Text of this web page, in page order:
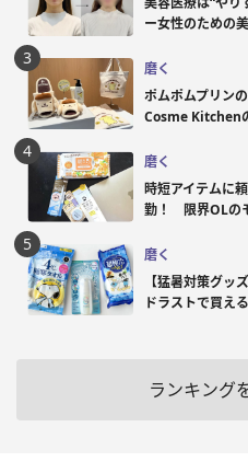
ー女性のための
磨く
ポムポムプリン
Cosme Kitchen
磨く
時短アイテムに
勤！ 限界OLの
磨く
【猛暑対策グッ
ドラストで買え
ランキング